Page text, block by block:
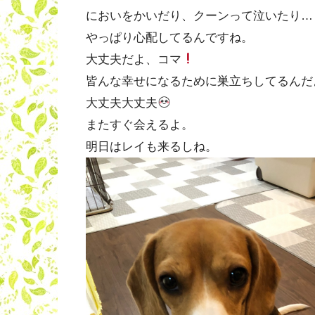
においをかいだり、クーンって泣いたり…
やっぱり心配してるんですね。
大丈夫だよ、コマ
皆んな幸せになるために巣立ちしてるん
大丈夫大丈夫
またすぐ会えるよ。
明日はレイも来るしね。